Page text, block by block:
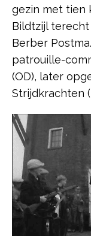
gezin met tien
Bildtzijl terecht
Berber
patrouille-
(OD), later
Strijdkrachten